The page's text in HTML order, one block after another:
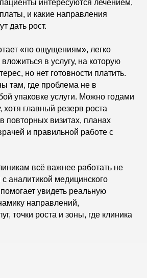
интересуются лечением,
и какие направления
дать рост.
«по ощущениям», легко
в услугу, на которую
но нет готовности платить.
там, где проблема не в
упаковке услуги. Можно годами
хотя главный резерв роста
повторных визитах, планах
и правильной работе с
всё важнее работать не
аналитикой медицинского
увидеть реальную
направлений,
точки роста и зоны, где клиника